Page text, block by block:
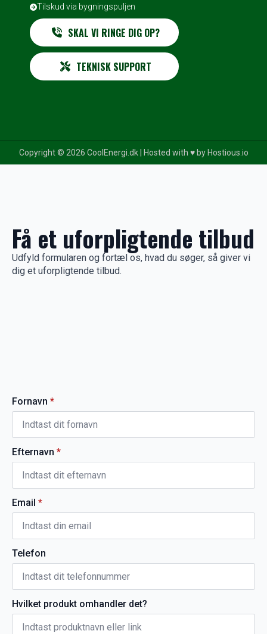
Tilskud via bygningspuljen
SKAL VI RINGE DIG OP?
TEKNISK SUPPORT
Copyright © 2026 CoolEnergi.dk | Hosted with ♥️ by Hostious.io
Få et uforpligtende tilbud
Udfyld formularen og fortæl os, hvad du søger, så giver vi
dig et uforpligtende tilbud.
Fornavn *
Efternavn *
Email *
Telefon
Hvilket produkt omhandler det?